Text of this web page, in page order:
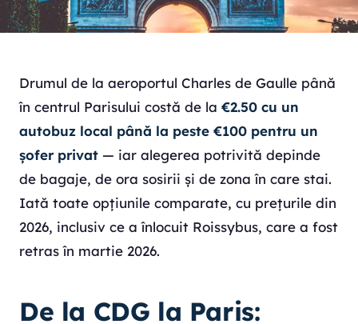
Drumul de la aeroportul Charles de Gaulle până
în centrul Parisului costă de la €2.50 cu un
autobuz local până la peste €100 pentru un
șofer privat — iar alegerea potrivită depinde
de bagaje, de ora sosirii și de zona în care stai.
Iată toate opțiunile comparate, cu prețurile din
2026, inclusiv ce a înlocuit Roissybus, care a fost
retras în martie 2026.
De la CDG la Paris: